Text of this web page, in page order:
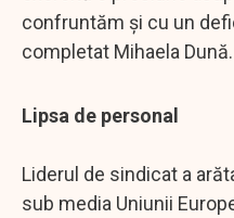
confruntăm şi cu un
completat Mihaela Dună.
Lipsa de personal
Liderul de sindicat a
sub media Uniunii